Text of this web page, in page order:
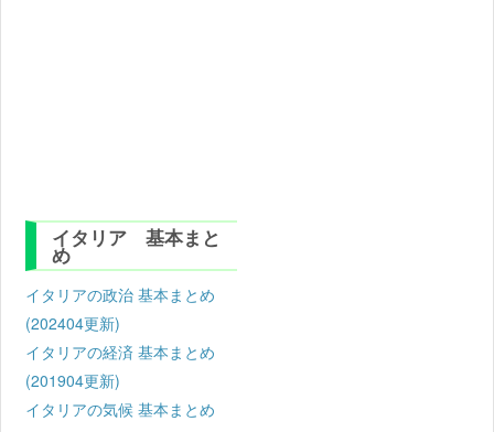
イタリア 基本まと
め
イタリアの政治 基本まとめ
(202404更新)
イタリアの経済 基本まとめ
(201904更新)
イタリアの気候 基本まとめ